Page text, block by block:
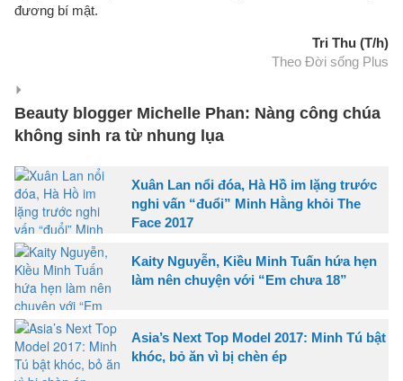
đương bí mật.
Tri Thu (T/h)
Theo Đời sống Plus
Beauty blogger Michelle Phan: Nàng công chúa
không sinh ra từ nhung lụa
Xuân Lan nổi đóa, Hà Hồ im lặng trước
nghi vấn “đuổi” Minh Hằng khỏi The
Face 2017
Kaity Nguyễn, Kiều Minh Tuấn hứa hẹn
làm nên chuyện với “Em chưa 18”
Asia’s Next Top Model 2017: Minh Tú bật
khóc, bỏ ăn vì bị chèn ép